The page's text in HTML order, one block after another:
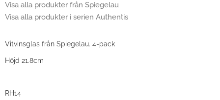
Visa alla produkter från Spiegelau
Visa alla produkter i serien Authentis
Vitvinsglas från Spiegelau. 4-pack
Höjd 21.8cm
RH14